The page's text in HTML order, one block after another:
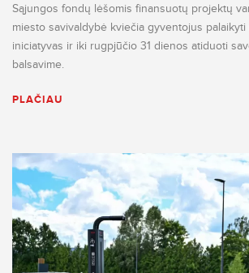
Sąjungos fondų lėšomis finansuotų projektų
miesto savivaldybė kviečia gyventojus
iniciatyvas ir iki rugpjūčio 31 dienos atiduoti
balsavime.
PLAČIAU